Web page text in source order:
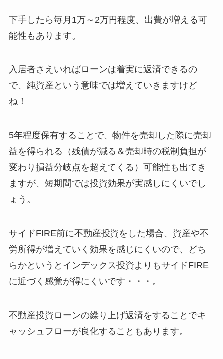
下手したら毎月1万～2万円程度、出費が増える可
能性もあります。
入居者さえいればローンは着実に返済できるの
で、純資産という意味では増えていきますけど
ね！
5年程度保有することで、物件を売却した際に売却
益を得られる（残債が減る＆売却時の税制負担が
変わり損益分岐点を超えてくる）可能性も出てき
ますが、短期間では投資効果が実感しにくいでし
ょう。
サイドFIRE前に不動産投資をした場合、資産や不
労所得が増えていく効果を感じにくいので、どち
らかというとインデックス投資よりもサイドFIRE
に近づく感覚が得にくいです・・・。
不動産投資ローンの繰り上げ返済をすることでキ
ャッシュフローが良化することもあります。